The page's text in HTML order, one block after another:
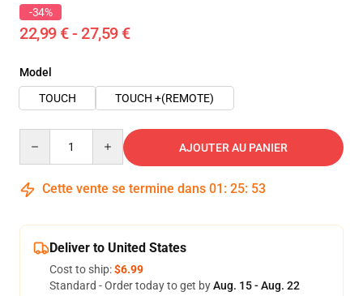
-34%
22,99 € - 27,59 €
Model
TOUCH
TOUCH +(REMOTE)
AJOUTER AU PANIER
Cette vente se termine dans 01 : 25: 53
Deliver to United States
Cost to ship:$6.99
Standard - Order today to get byAug. 15 - Aug. 22